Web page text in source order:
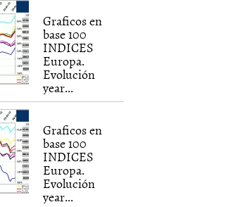
Graficos en
base 100
INDICES
Europa.
Evolución
year...
Graficos en
base 100
INDICES
Europa.
Evolución
year...